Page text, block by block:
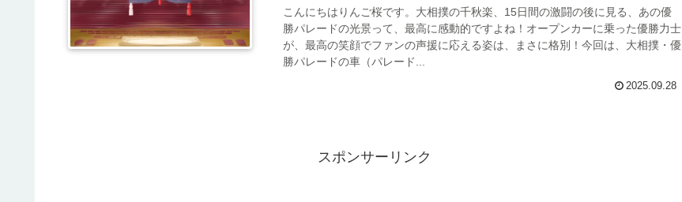
こんにちはりんご桜です。大相撲の千秋楽、15日間の激闘の後に見る、あの優
勝パレードの光景って、最高に感動的ですよね！オープンカーに乗った優勝力士
が、最高の笑顔でファンの声援に応える姿は、まさに格別！今回は、大相撲・優
勝パレードの車（パレード...
2025.09.28
スポンサーリンク